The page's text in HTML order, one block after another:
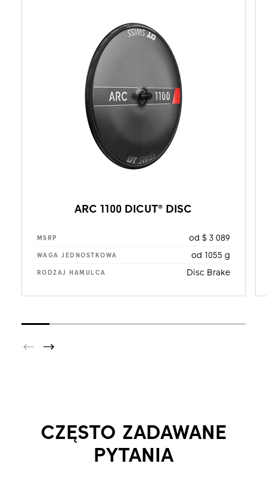
ARC 1100 DICUT® DISC
MSRP od $ 3 089
WAGA JEDNOSTKOWA od 1055 g
RODZAJ HAMULCA Disc Brake
CZĘSTO ZADAWANE
PYTANIA